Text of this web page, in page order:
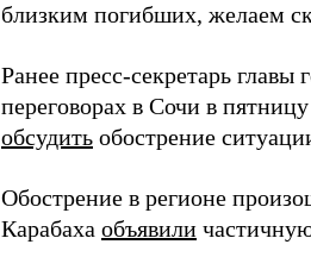
близким погибших, желаем
Ранее пресс-секретарь
переговорах в Сочи в
обсудить обострение
Обострение в регионе
Карабаха объявили